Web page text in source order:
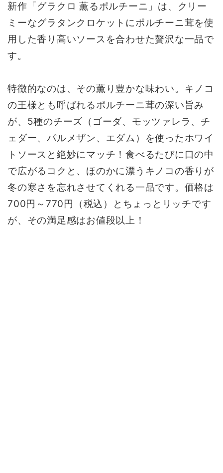
新作「グラクロ 薫るポルチーニ」は、クリー
ミーなグラタンクロケットにポルチーニ茸を使
用した香り高いソースを合わせた贅沢な一品で
す。
特徴的なのは、その薫り豊かな味わい。キノコ
の王様とも呼ばれるポルチーニ茸の深い旨み
が、5種のチーズ（ゴーダ、モッツァレラ、チ
ェダー、パルメザン、エダム）を使ったホワイ
トソースと絶妙にマッチ！食べるたびに口の中
で広がるコクと、ほのかに漂うキノコの香りが
冬の寒さを忘れさせてくれる一品です。価格は
700円～770円（税込）とちょっとリッチです
が、その満足感はお値段以上！